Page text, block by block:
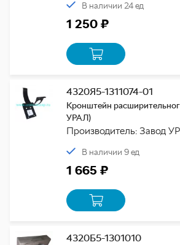
В наличии 24 ед
1 250 ₽
4320Я5-1311074-01
Кронштейн
УРАЛ)
Производитель: Завод
В наличии 9 ед
1 665 ₽
4320Б5-1301010